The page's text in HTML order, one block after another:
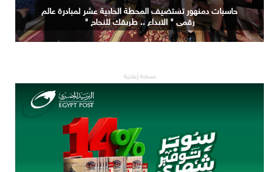
حاسبات دمنهور تستضيف المحطة الحادية عشر لمبادرة عالم
رقمي " الابداع .. طريقك للنجاح "
مساحة إعلانية